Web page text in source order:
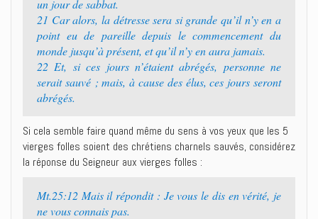
un jour de sabbat.‭
21 ‭‭Car alors, la détresse sera si grande qu’il n’y en a
point eu de pareille depuis le commencement du
monde jusqu’à présent, et qu’il n’y en aura jamais.‭
22 ‭‭Et, si ces jours n’étaient abrégés, personne ne
serait sauvé ; mais, à cause des élus, ces jours seront
abrégés.‭
Si cela semble faire quand même du sens à vos yeux que les 5
vierges folles soient des chrétiens charnels sauvés, considérez
la réponse du Seigneur aux vierges folles :
Mt.25:12 Mais il répondit : Je vous le dis en vérité, je
ne vous connais pas.